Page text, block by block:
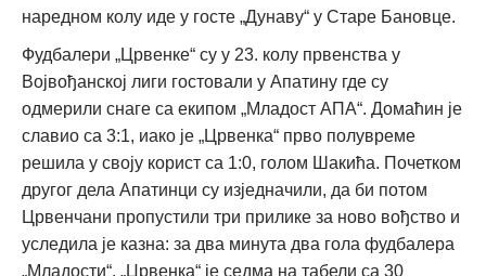
наредном колу иде у госте „Дунаву“ у Старе Бановце.
Фудбалери „Црвенке“ су у 23. колу првенства у
Војвођанској лиги гостовали у Апатину где су
одмерили снаге са екипом „Младост АПА“. Домаћин је
славио са 3:1, иако је „Црвенка“ прво полувреме
решила у своју корист са 1:0, голом Шакића. Почетком
другог дела Апатинци су изједначили, да би потом
Црвенчани пропустили три прилике за ново вођство и
уследила је казна: за два минута два гола фудбалера
„Младости“. „Црвенка“ је седма на табели са 30